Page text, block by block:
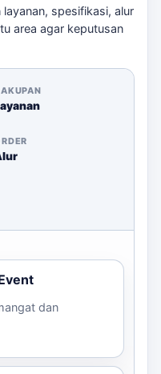
suasana yang
spesifikasi, alur
area agar keputusan
dan